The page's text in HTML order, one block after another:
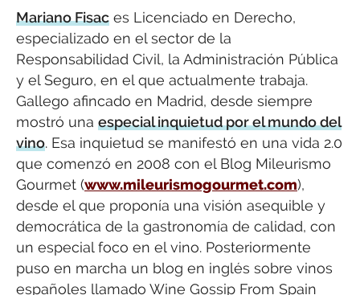
Mariano Fisac es Licenciado en Derecho,
especializado en el sector de la
Responsabilidad Civil, la Administración Pública
y el Seguro, en el que actualmente trabaja.
Gallego afincado en Madrid, desde siempre
mostró una especial inquietud por el mundo del
vino. Esa inquietud se manifestó en una vida 2.0
que comenzó en 2008 con el Blog Mileurismo
Gourmet (www.mileurismogourmet.com),
desde el que proponía una visión asequible y
democrática de la gastronomía de calidad, con
un especial foco en el vino. Posteriormente
puso en marcha un blog en inglés sobre vinos
españoles llamado Wine Gossip From Spain